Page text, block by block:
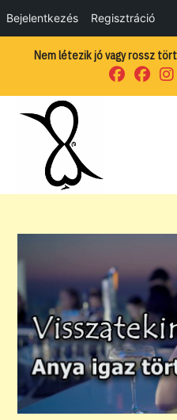
Bejelentkezés Regisztráció
Nem létezik jó vagy rossz